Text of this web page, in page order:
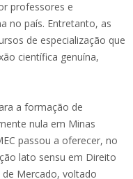
professores e
no país. Entretanto, as
de especialização que
científica genuína,
a formação de
nula em Minas
passou a oferecer, no
lato sensu em Direito
de Mercado, voltado